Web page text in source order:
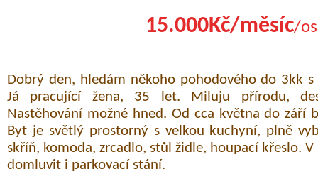
15.000Kč/měsíc/
Dobrý den, hledám někoho pohodového do 3kk s
Já pracující žena, 35 let. Miluju přírodu,
Nastěhování možné hned. Od cca května do září
Byt je světlý prostorný s velkou kuchyní, plně
skříň, komoda, zrcadlo, stůl židle, houpací křeslo.
domluvit i parkovací stání.